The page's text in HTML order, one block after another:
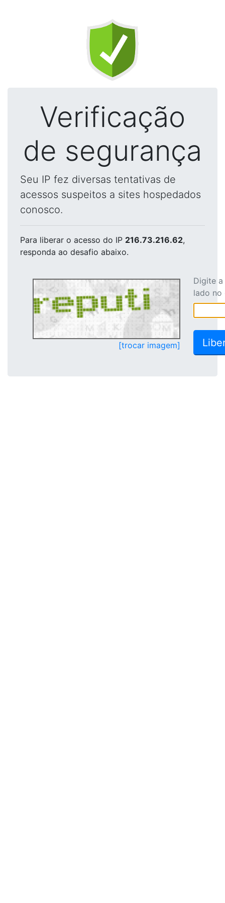
Verificação
de segurança
Seu IP fez diversas tentativas de
acessos suspeitos a sites hospedados
conosco.
Para liberar o acesso do IP 216.73.216.62,
responda ao desafio abaixo.
[trocar imagem]
Digite
lado no